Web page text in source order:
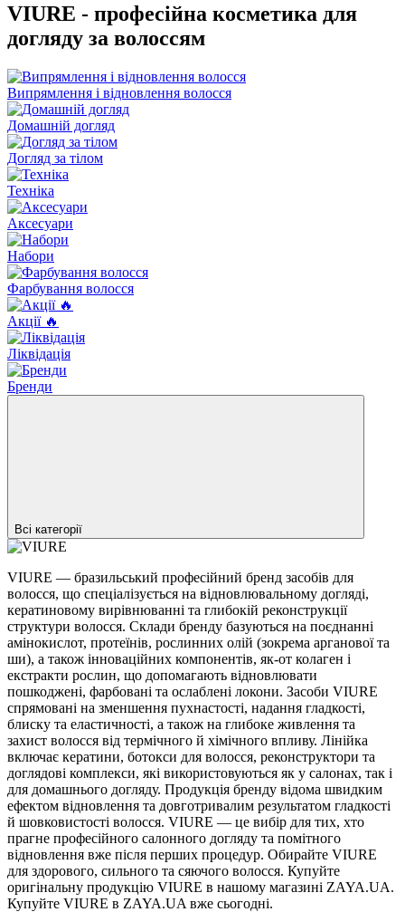
VIURE - професійна косметика для
догляду за волоссям
Випрямлення і відновлення волосся
Домашній догляд
Догляд за тілом
Техніка
Аксесуари
Набори
Фарбування волосся
Акції 🔥
Ліквідація
Бренди
Всі категорії
VIURE — бразильський професійний бренд засобів для
волосся, що спеціалізується на відновлювальному догляді,
кератиновому вирівнюванні та глибокій реконструкції
структури волосся. Склади бренду базуються на поєднанні
амінокислот, протеїнів, рослинних олій (зокрема арганової та
ши), а також інноваційних компонентів, як-от колаген і
екстракти рослин, що допомагають відновлювати
пошкоджені, фарбовані та ослаблені локони. Засоби VIURE
спрямовані на зменшення пухнастості, надання гладкості,
блиску та еластичності, а також на глибоке живлення та
захист волосся від термічного й хімічного впливу. Лінійка
включає кератини, ботокси для волосся, реконструктори та
доглядові комплекси, які використовуються як у салонах, так і
для домашнього догляду. Продукція бренду відома швидким
ефектом відновлення та довготривалим результатом гладкості
й шовковистості волосся. VIURE — це вибір для тих, хто
прагне професійного салонного догляду та помітного
відновлення вже після перших процедур. Обирайте VIURE
для здорового, сильного та сяючого волосся. Купуйте
оригінальну продукцію VIURE в нашому магазині ZAYA.UA.
Купуйте VIURE в ZAYA.UA вже сьогодні.